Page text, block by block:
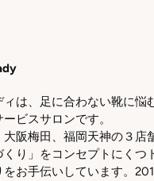
ィは、足に合わない靴に悩
ビスサロンです。
大阪梅田、福岡天神の３店
くり」をコンセプトにくつ
をお手伝いしています。